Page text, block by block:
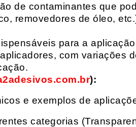
de contaminantes que
removedores de óleo,
para a
com variações
):
e exemplos de
categorias